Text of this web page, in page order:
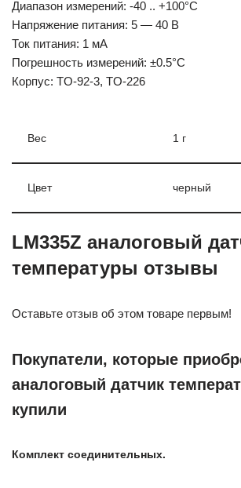
Диапазон измерений: -40 .. +100°С
Напряжение питания: 5 — 40 В
Ток питания: 1 мА
Погрешность измерений: ±0.5°C
Корпус: TO-92-3, TO-226
Вес 1 г
Цвет черный
LM335Z аналоговый
температуры отзывы
Оставьте отзыв об этом товаре первым!
Покупатели, которые
аналоговый датчик
купили
Комплект соединительных.